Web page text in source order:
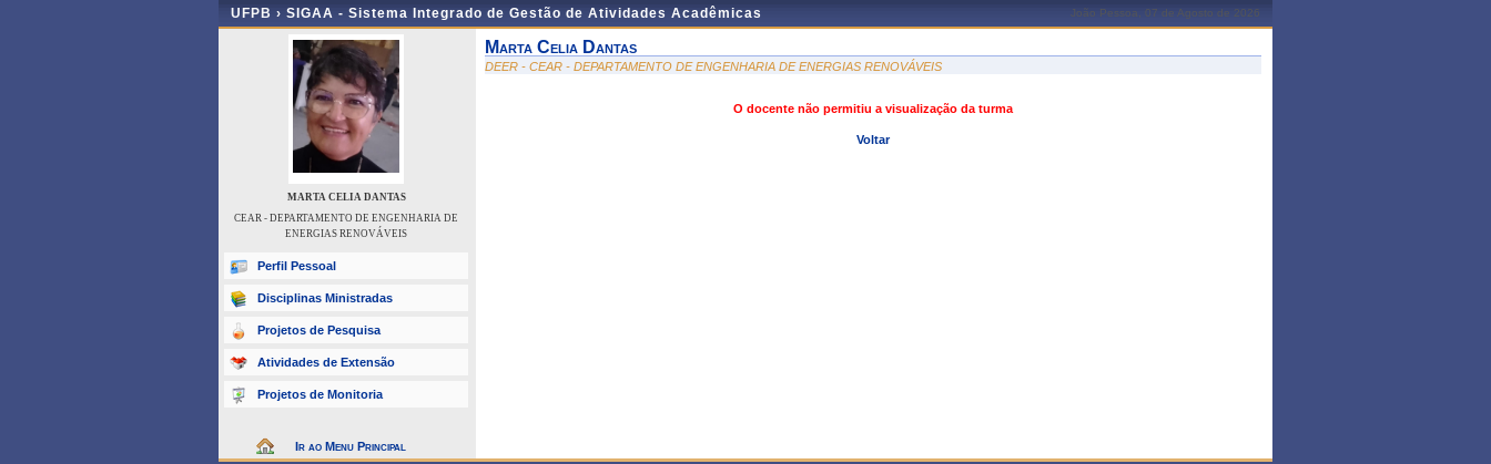
UFPB › SIGAA - Sistema Integrado de Gestão de Atividades Acadêmicas João Pessoa, 07 de Agosto de 2026
MARTA CELIA DANTAS
CEAR - DEPARTAMENTO DE ENGENHARIA DE
ENERGIAS RENOVÁVEIS
Perfil Pessoal
Disciplinas Ministradas
Projetos de Pesquisa
Atividades de Extensão
Projetos de Monitoria
Ir ao Menu Principal
Marta Celia Dantas
DEER - CEAR - DEPARTAMENTO DE ENGENHARIA DE ENERGIAS RENOVÁVEIS
O docente não permitiu a visualização da turma
Voltar